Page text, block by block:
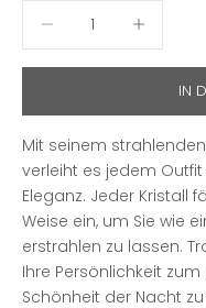
IN
Mit seinem
verleiht es jedem
Eleganz. Jeder Kristall
Weise ein, um Sie wie
erstrahlen zu lassen.
Ihre Persönlichkeit
Schönheit der Nacht zu